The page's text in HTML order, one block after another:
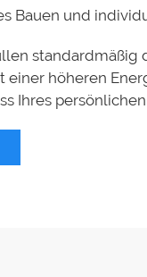
Bauen und
standardmäßig
höheren
Ihres